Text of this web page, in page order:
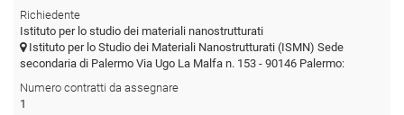
Richiedente
Istituto per lo studio dei materiali nanostrutturati
Istituto per lo Studio dei Materiali Nanostrutturati (ISMN) Sede
secondaria di Palermo Via Ugo La Malfa n. 153 - 90146 Palermo:
Numero contratti da assegnare
1